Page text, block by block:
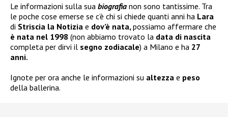
Le informazioni sulla sua biografia non sono tantissime. Tra
le poche cose emerse se c’è chi si chiede quanti anni ha Lara
di Striscia la Notizia e dov’è nata, possiamo affermare che
è nata nel 1998 (non abbiamo trovato la data di nascita
completa per dirvi il segno zodiacale) a Milano e ha 27
anni.
Ignote per ora anche le informazioni su altezza e peso
della ballerina.